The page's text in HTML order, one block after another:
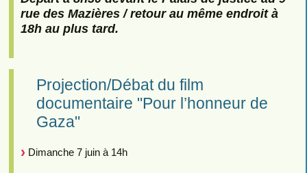
rue des Mazières / retour au même endroit à
18h au plus tard.
Projection/Débat du film
documentaire "Pour l’honneur de
Gaza"
Dimanche 7 juin à 14h